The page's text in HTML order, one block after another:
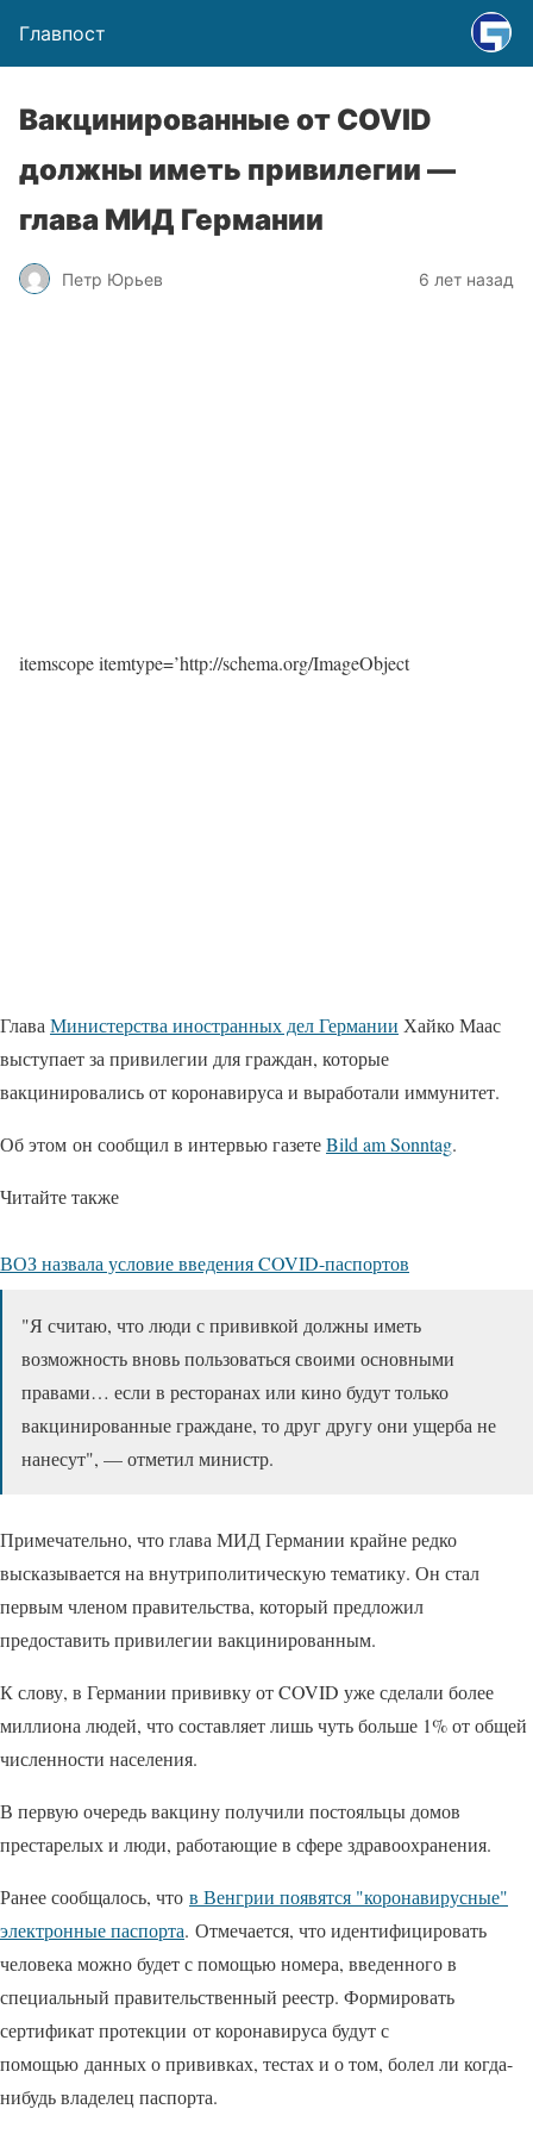
Главпост
Вакцинированные от COVID
должны иметь привилегии —
глава МИД Германии
Петр Юрьев 6 лет назад
itemscope itemtype=’http://schema.org/ImageObject
ГлаваМинистерства иностранных дел Германии Хайко Маас
выступает за привилегии для граждан, которые
вакцинировались от коронавируса и выработали иммунитет.
Об этом он сообщил в интервью газетеBild am Sonntag.
Читайте также
ВОЗ назвала условие введения COVID-паспортов
"Я считаю, что люди с прививкой должны иметь
возможность вновь пользоваться своими основными
правами… если в ресторанах или кино будут только
вакцинированные граждане, то друг другу они ущерба не
нанесут", — отметил министр.
Примечательно, что глава МИД Германии крайне редко
высказывается на внутриполитическую тематику. Он стал
первым членом правительства, который предложил
предоставить привилегии вакцинированным.
К слову, в Германии прививку от COVID уже сделали более
миллиона людей, что составляет лишь чуть больше 1% от общей
численности населения.
В первую очередь вакцину получили постояльцы домов
престарелых и люди, работающие в сфере здравоохранения.
Ранее сообщалось, что в Венгрии появятся "коронавирусные"
электронные паспорта. Отмечается, что идентифицировать
человека можно будет с помощью номера, введенного в
специальный правительственный реестр. Формировать
сертификат протекции от коронавируса будут с
помощью данных о прививках, тестах и о том, болел ли когда-
нибудь владелец паспорта.